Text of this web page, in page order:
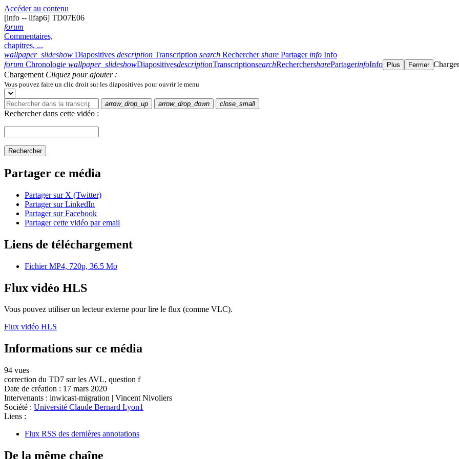
Accéder au contenu
[info -- lifap6] TD07E06
forum
Commentaires,
chapitres, ...
wallpaper_slideshow Diapositives description Transcription search Rechercher share Partager info Info
forum Chronologie wallpaper_slideshowDiapositivesdescriptionTranscriptionsearchRecherchersharePartagerinfoInfo Plus Fermer
Chargement Cliquez pour ajouter :
Vous pouvez faire un clic droit sur les diapositives pour ouvrir le menu
arrow_drop_up arrow_drop_down close_small
Rechercher dans cette vidéo :
Rechercher
Partager ce média
Partager sur X (Twitter)
Partager sur LinkedIn
Partager sur Facebook
Partager cette vidéo par email
Liens de téléchargement
Fichier MP4, 720p, 36.5 Mo
Flux vidéo HLS
Vous pouvez utiliser un lecteur externe pour lire le flux (comme VLC).
Flux vidéo HLS
Informations sur ce média
94 vues
correction du TD7 sur les AVL, question f
Date de création : 17 mars 2020
Intervenants : inwicast-migration | Vincent Nivoliers
Société : Université Claude Bernard Lyon1
Liens :
Flux RSS des dernières annotations
De la même chaîne